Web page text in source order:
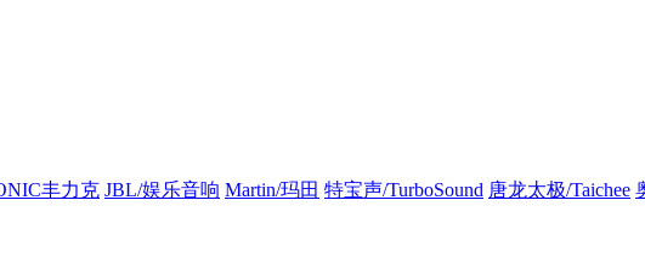
丰力克 JBL/娱乐音响 Martin/玛田 特宝声/TurboSound 唐龙太极/Taichee